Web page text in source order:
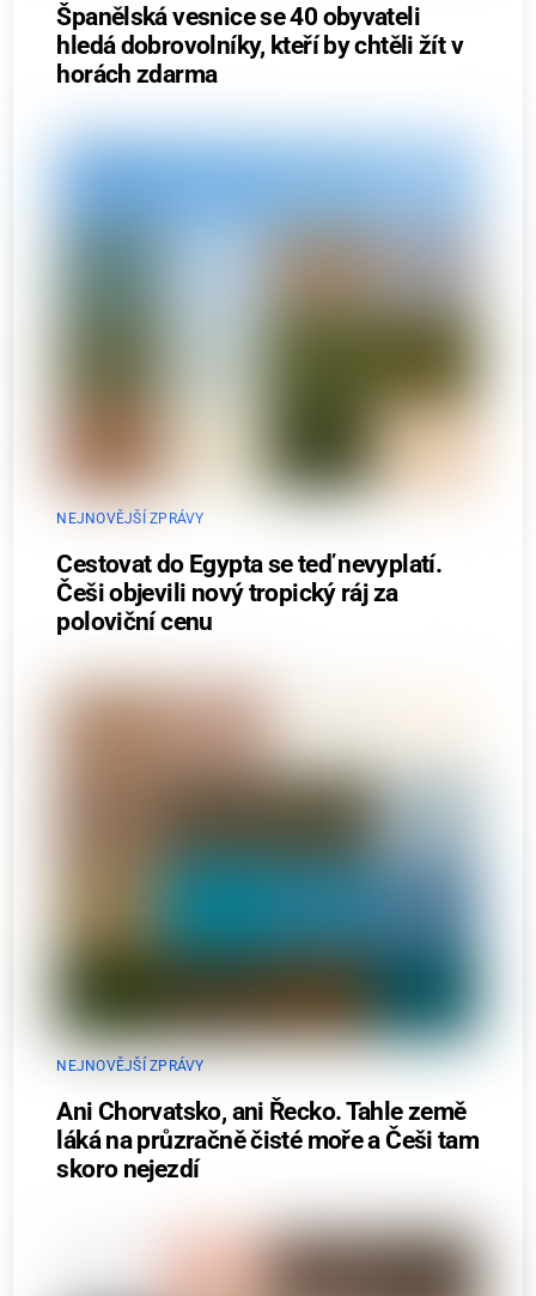
Španělská vesnice se 40 obyvateli
hledá dobrovolníky, kteří by chtěli žít v
horách zdarma
NEJNOVĚJŠÍ ZPRÁVY
Cestovat do Egypta se teď nevyplatí.
Češi objevili nový tropický ráj za
poloviční cenu
NEJNOVĚJŠÍ ZPRÁVY
Ani Chorvatsko, ani Řecko. Tahle země
láká na průzračně čisté moře a Češi tam
skoro nejezdí